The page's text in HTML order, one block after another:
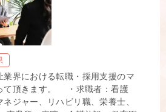
業界における転職・採用支援のマ
て頂きます。 ・求職者：看護
ジャー、リハビリ職、栄養士、